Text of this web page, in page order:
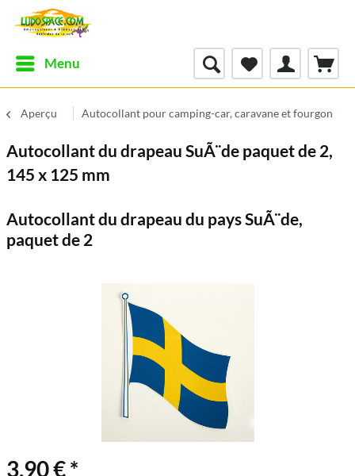
Menu
Aperçu Autocollant pour camping-car, caravane et fourgon
Autocollant du drapeau SuÃ¨de paquet de 2,
145 x 125 mm
Autocollant du drapeau du pays SuÃ¨de,
paquet de 2
3,90 € *